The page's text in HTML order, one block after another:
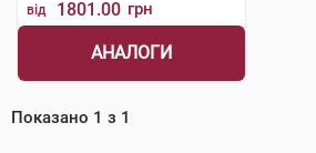
від 1801.00 грн
АНАЛОГИ
Показано 1 з 1